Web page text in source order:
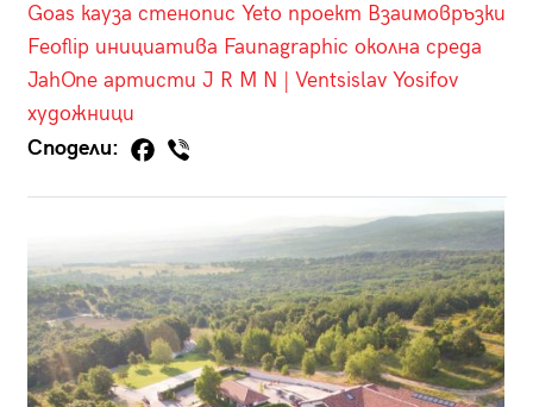
Goas кауза стенопис Yeto проект Взаимовръзки
Feoflip инициатива Faunagraphic околна среда
JahOne артисти J R M N | Ventsislav Yosifov
художници
Сподели: